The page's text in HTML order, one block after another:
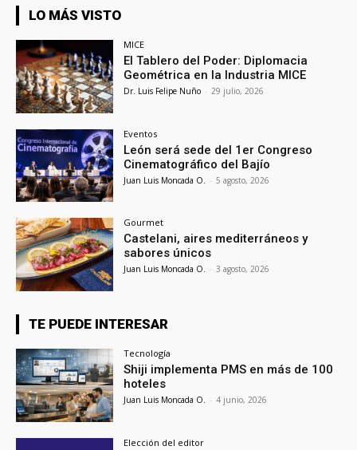
LO MÁS VISTO
MICE
El Tablero del Poder: Diplomacia
Geométrica en la Industria MICE
Dr. Luis Felipe Nuño - 29 julio, 2026
Eventos
León será sede del 1er Congreso
Cinematográfico del Bajío
Juan Luis Moncada O. - 5 agosto, 2026
Gourmet
Castelani, aires mediterráneos y
sabores únicos
Juan Luis Moncada O. - 3 agosto, 2026
TE PUEDE INTERESAR
Tecnología
Shiji implementa PMS en más de 100
hoteles
Juan Luis Moncada O. - 4 junio, 2026
Elección del editor